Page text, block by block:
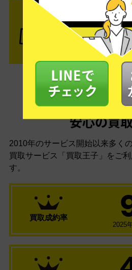
STEP3 ご入金
査定結果は
結果がOKな
安心の買
2010年のサービス開始以来多く
買取サービス「買取王子」をご
す。
買取成約率
2025